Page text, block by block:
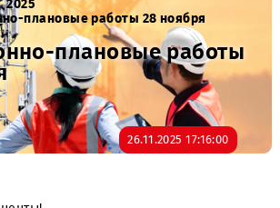
2025
плановые работы 28 ноября
плановые